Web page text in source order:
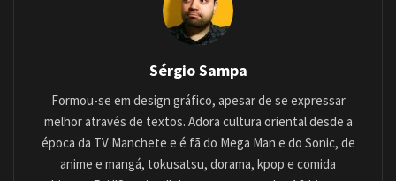
Sérgio Sampa
Formou-se em design gráfico, apesar de se expressar
melhor através de textos. Adora cultura oriental desde a
época da TV Manchete e é fã do Mega Man e do Sonic, de
anime e mangá, tokusatsu, dorama, kpop e comida